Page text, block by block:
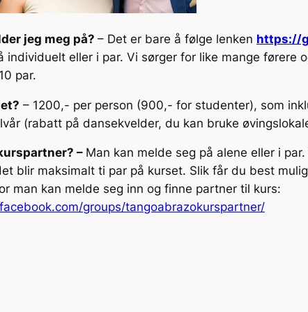
jeg meg på? – Det er bare å følge lenken https://
individuelt eller i par. Vi sørger for like mange førere
par.
– 1200,- per person (900,- for studenter), som
(rabatt på dansekvelder, du kan bruke
– Man kan melde seg på alene eller i
blir maksimalt ti par på kurset. Slik får du best
man kan melde seg inn og finne partner til kurs:
groups/tangoabrazokurspartner/